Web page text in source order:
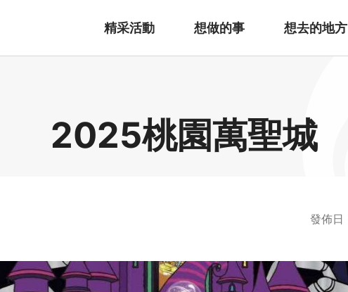
精采活動 想做的事 想去的地方
2025桃園萬聖城
發佈日